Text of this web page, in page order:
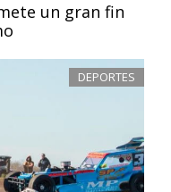
un gran fin
DEPORTES